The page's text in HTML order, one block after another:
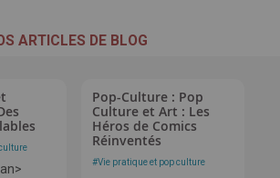
ARTICLES DE BLOG
Pop-Culture : Pop
Culture et Art : Les
Héros de Comics
Réinventés
#Vie pratique et pop culture